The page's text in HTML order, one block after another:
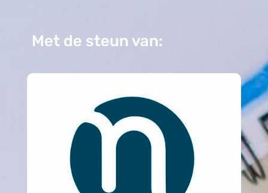
Met de steun van: